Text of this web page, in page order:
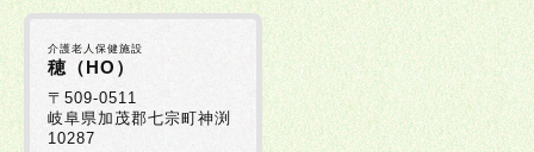
介護老人保健施設
穂（HO）
〒509-0511
岐阜県加茂郡七宗町神渕
10287